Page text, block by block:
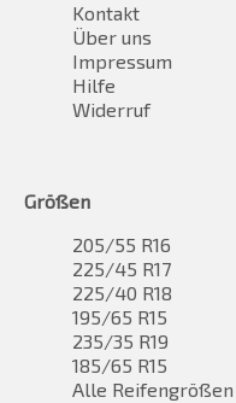
Kontakt
Über uns
Impressum
Hilfe
Widerruf
Größen
205/55 R16
225/45 R17
225/40 R18
195/65 R15
235/35 R19
185/65 R15
Alle Reifengrößen